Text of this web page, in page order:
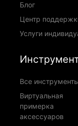
Блог
Центр
Услуги
Все
Виртуальная
примерка
аксессуаров